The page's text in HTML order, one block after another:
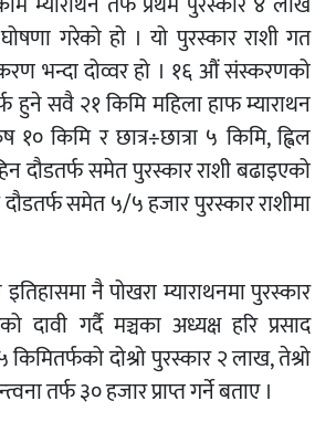
गरेको हो । यो पुरस्कार राशी गत
भन्दा दोव्वर हो । १६ औं संस्करणको
हुने सवै २१ किमि महिला हाफ म्याराथन
किमि र छात्र÷छात्रा ५ किमि, ह्विल
दौडतर्फ समेत पुरस्कार राशी बढाइएको
समेत ५/५ हजार पुरस्कार राशीमा
नै पोखरा म्याराथनमा पुरस्कार
दावी गर्दै मञ्चका अध्यक्ष हरि प्रसाद
दोश्रो पुरस्कार २ लाख, तेश्रो
तर्फ ३० हजार प्राप्त गर्ने बताए ।